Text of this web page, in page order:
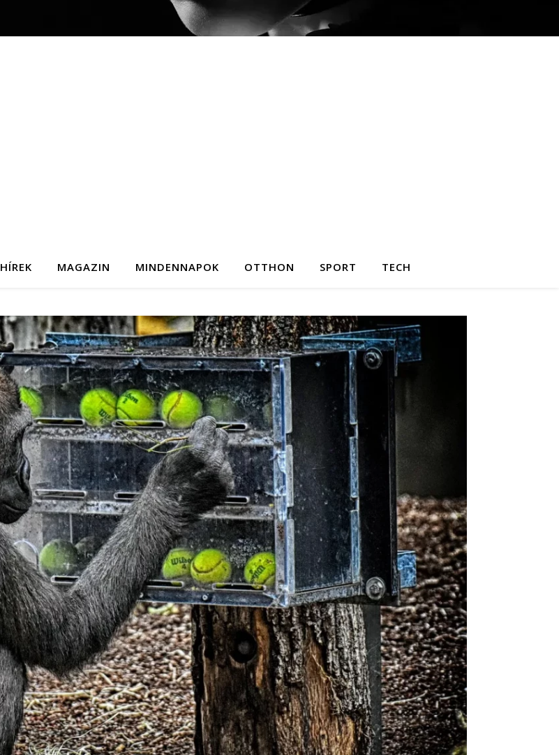
HÍREK MAGAZIN MINDENNAPOK OTTHON SPORT TECH